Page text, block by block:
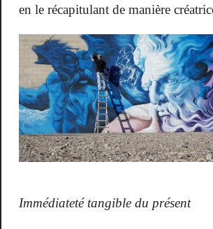
en le récapitulant de manière
Immédiateté tangible du présent